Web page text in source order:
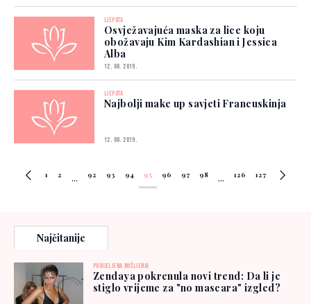
LJEPOTA
Osvježavajuća maska za lice koju
obožavaju Kim Kardashian i Jessica
Alba
12. 06. 2019.
LJEPOTA
Najbolji make up savjeti Francuskinja
12. 06. 2019.
1 2 ... 92 93 94 95 96 97 98 ... 126 127
Najčitanije
PODIJELJENA MIŠLJENJA
Zendaya pokrenula novi trend: Da li je
stiglo vrijeme za "no mascara" izgled?